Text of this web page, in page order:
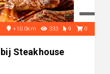
+10.0km 333 9 0
Steakhouse